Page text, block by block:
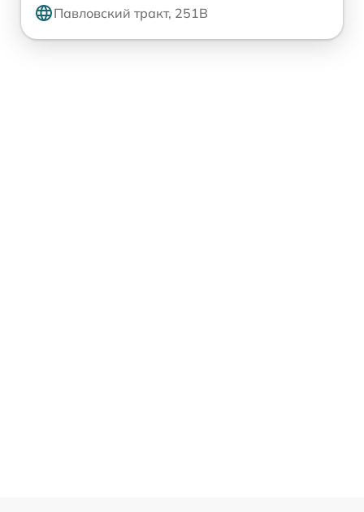
Павловский тракт, 251В